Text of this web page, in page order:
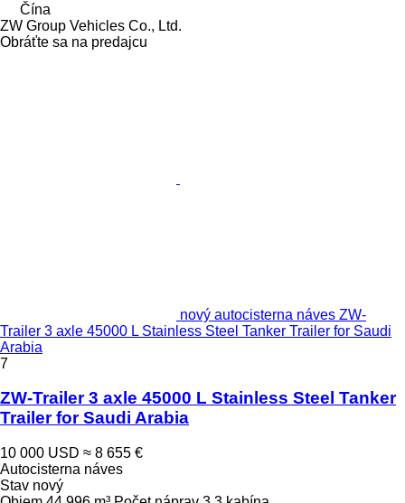
Čína
ZW Group Vehicles Co., Ltd.
Obráťte sa na predajcu
nový autocisterna náves ZW-
Trailer 3 axle 45000 L Stainless Steel Tanker Trailer for Saudi
Arabia
7
ZW-Trailer 3 axle 45000 L Stainless Steel Tanker
Trailer for Saudi Arabia
10 000 USD ≈ 8 655 €
Autocisterna náves
Stav nový